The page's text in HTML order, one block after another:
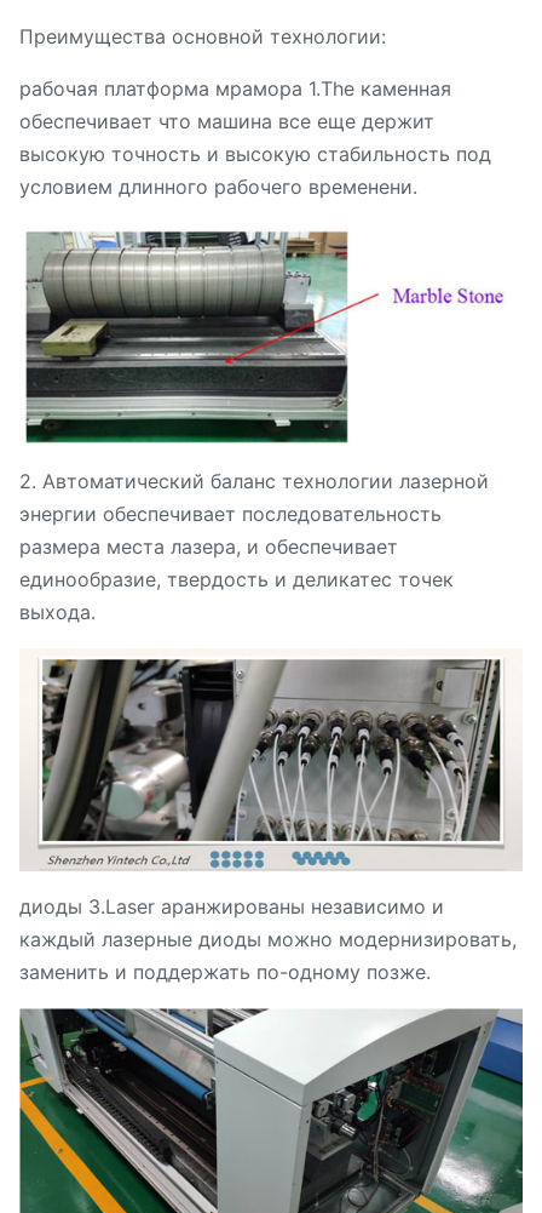
Преимущества основной технологии:
рабочая платформа мрамора 1.The каменная
обеспечивает что машина все еще держит
высокую точность и высокую стабильность под
условием длинного рабочего временени.
2. Автоматический баланс технологии лазерной
энергии обеспечивает последовательность
размера места лазера, и обеспечивает
единообразие, твердость и деликатес точек
выхода.
диоды 3.Laser аранжированы независимо и
каждый лазерные диоды можно модернизировать,
заменить и поддержать по-одному позже.